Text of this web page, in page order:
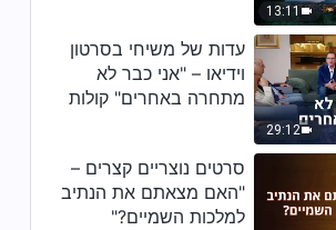
13:11
29:12
עדות של משיחי בסרטון
וידיאו – "אני כבר לא
מתחרה באחרים" קולות
סרטים נוצריים קצרים –
"האם מצאתם את הנתיב
למלכות השמיים?"